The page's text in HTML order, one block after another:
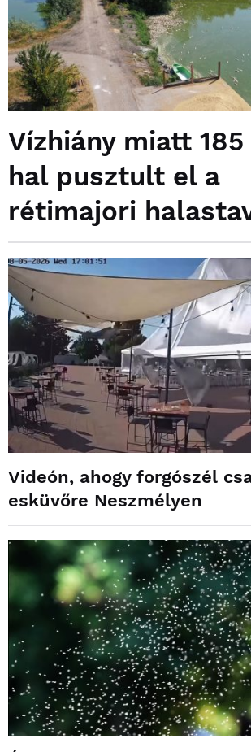
Vízhiány miatt
hal pusztult el a
rétimajori
Videón, ahogy forgószél
esküvőre Neszmélyen